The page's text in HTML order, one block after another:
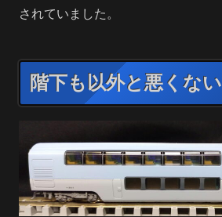
されていました。
階下も以外と悪くない